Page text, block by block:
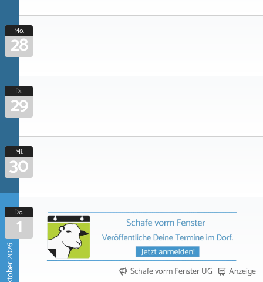
Mo.
28
Di.
29
Mi.
30
Oktober 2026
Do.
1
Schafe vorm Fenster UG Anzeige